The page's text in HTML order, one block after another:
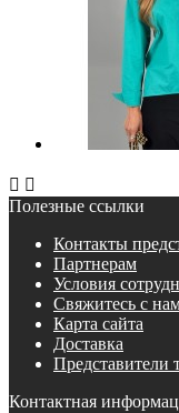
 
Полезные ссылки
Контакты
Партнерам
Условия
Свяжитесь с
Карта сайта
Доставка
Представители
Контактная